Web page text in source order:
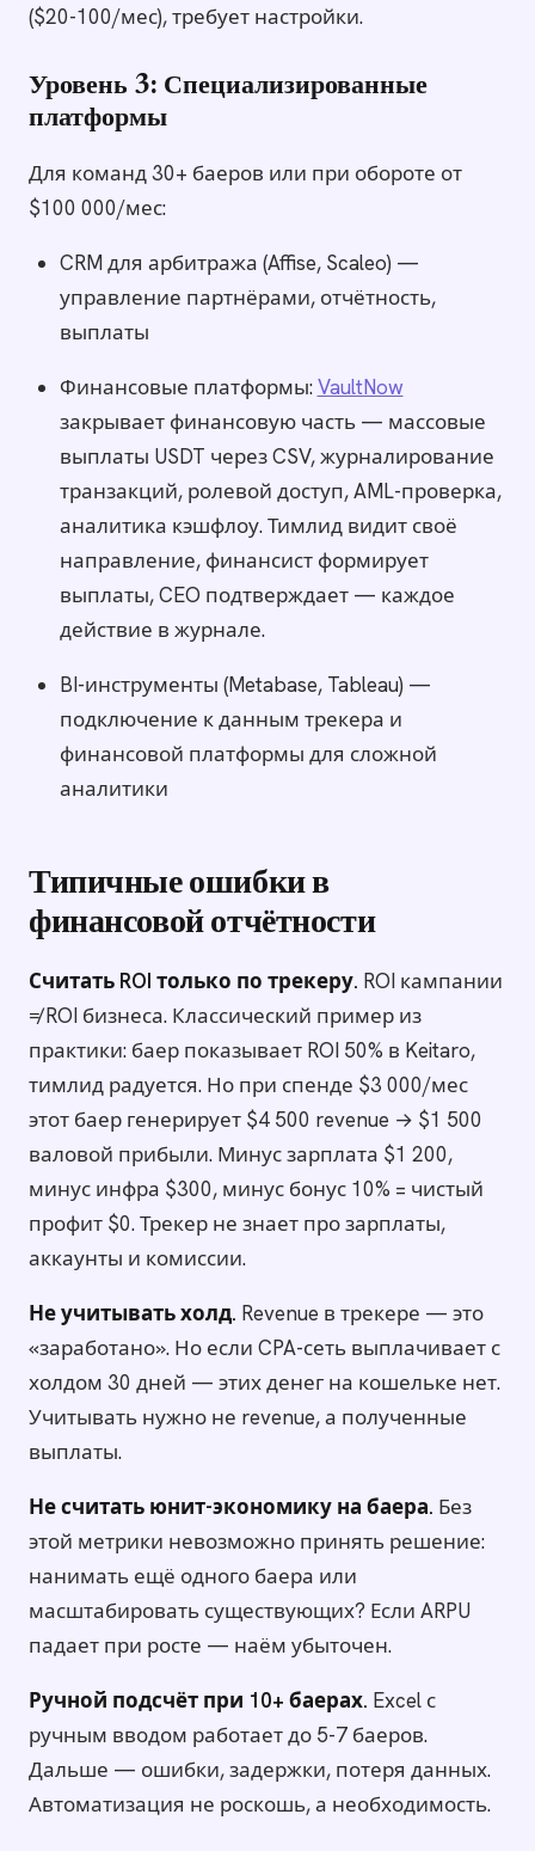
($20-100/мес), требует настройки.
Уровень 3: Специализированные
платформы
Для команд 30+ баеров или при обороте от
$100 000/мес:
CRM для арбитража (Affise, Scaleo) —
управление партнёрами, отчётность,
выплаты
Финансовые платформы:VaultNow
закрывает финансовую часть — массовые
выплаты USDT через CSV, журналирование
транзакций, ролевой доступ, AML-проверка,
аналитика кэшфлоу. Тимлид видит своё
направление, финансист формирует
выплаты, CEO подтверждает — каждое
действие в журнале.
BI-инструменты (Metabase, Tableau) —
подключение к данным трекера и
финансовой платформы для сложной
аналитики
Типичные ошибки в
финансовой отчётности
Считать ROI только по трекеру. ROI кампании
≠ ROI бизнеса. Классический пример из
практики: баер показывает ROI 50% в Keitaro,
тимлид радуется. Но при спенде $3 000/мес
этот баер генерирует $4 500 revenue → $1 500
валовой прибыли. Минус зарплата $1 200,
минус инфра $300, минус бонус 10% = чистый
профит $0. Трекер не знает про зарплаты,
аккаунты и комиссии.
Не учитывать холд. Revenue в трекере — это
«заработано». Но если CPA-сеть выплачивает с
холдом 30 дней — этих денег на кошельке нет.
Учитывать нужно не revenue, а полученные
выплаты.
Не считать юнит-экономику на баера. Без
этой метрики невозможно принять решение:
нанимать ещё одного баера или
масштабировать существующих? Если ARPU
падает при росте — наём убыточен.
Ручной подсчёт при 10+ баерах. Excel с
ручным вводом работает до 5-7 баеров.
Дальше — ошибки, задержки, потеря данных.
Автоматизация не роскошь, а необходимость.